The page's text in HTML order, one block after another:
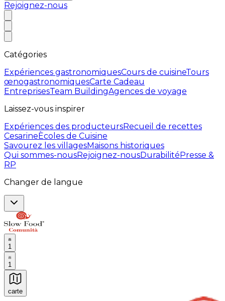
Rejoignez-nous
Catégories
Expériences gastronomiquesCours de cuisineTours
œnogastronomiquesCarte Cadeau
EntreprisesTeam BuildingAgences de voyage
Laissez-vous inspirer
Expériences des producteursRecueil de recettes
CesarineÈcoles de Cuisine
Savourez les villagesMaisons historiques
Qui sommes-nousRejoignez-nousDurabilitéPresse &
RP
Changer de langue
1
1
carte